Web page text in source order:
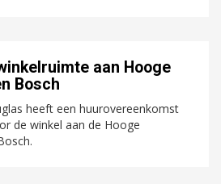
aan Hooge
Bosch
heeft een huurovereenkomst
de winkel aan de Hooge